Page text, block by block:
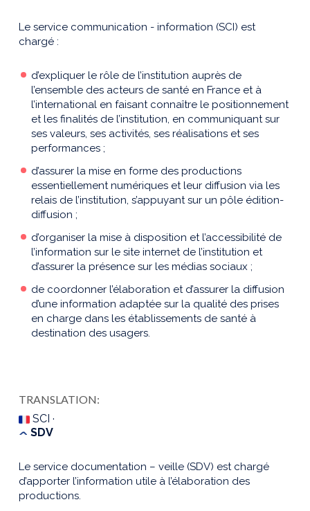
Le service communication - information (SCI) est
chargé :
d’expliquer le rôle de l’institution auprès de
l’ensemble des acteurs de santé en France et à
l’international en faisant connaître le positionnement
et les finalités de l’institution, en communiquant sur
ses valeurs, ses activités, ses réalisations et ses
performances ;
d’assurer la mise en forme des productions
essentiellement numériques et leur diffusion via les
relais de l’institution, s’appuyant sur un pôle édition-
diffusion ;
d’organiser la mise à disposition et l’accessibilité de
l’information sur le site internet de l’institution et
d’assurer la présence sur les médias sociaux ;
de coordonner l’élaboration et d’assurer la diffusion
d’une information adaptée sur la qualité des prises
en charge dans les établissements de santé à
destination des usagers.
TRANSLATION:
SCI ·
SDV
Le service documentation – veille (SDV) est chargé
d’apporter l’information utile à l’élaboration des
productions.